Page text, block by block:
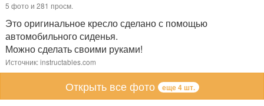
5 фото и 281 просм.
Это оригинальное кресло сделано с помощью
автомобильного сиденья.
Можно сделать своими руками!
Источник: instructables.com
Открыть все фото еще 4 шт.